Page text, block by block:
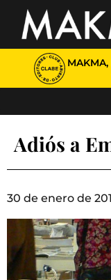
Adiós a
30 de enero de